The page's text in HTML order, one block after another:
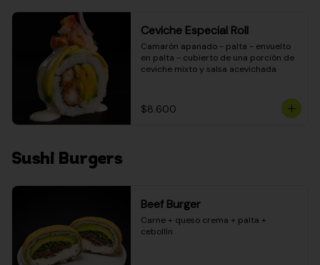
Ceviche Especial Roll
Camarón apanado - palta - envuelto
en palta - cubierto de una porción de
ceviche mixto y salsa acevichada
$8.600
Sushi Burgers
Beef Burger
Carne + queso crema + palta +
cebollín